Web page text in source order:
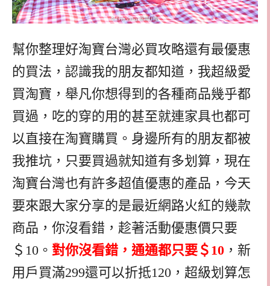
幫你整理好淘寶台灣必買攻略還有最優惠
的買法，認識我的朋友都知道，我超級愛
買淘寶，舉凡你想得到的各種商品幾乎都
買過，吃的穿的用的甚至就連家具也都可
以直接在淘寶購買。身邊所有的朋友都被
我推坑，只要買過就知道有多划算，現在
淘寶台灣也有許多超值優惠的產品，今天
要來跟大家分享的是最近網路火紅的幾款
商品，你沒看錯，趁著活動優惠價只要
＄10。 對你沒看錯，通通都只要＄10 ，新
用戶買滿299還可以折抵120，超級划算怎